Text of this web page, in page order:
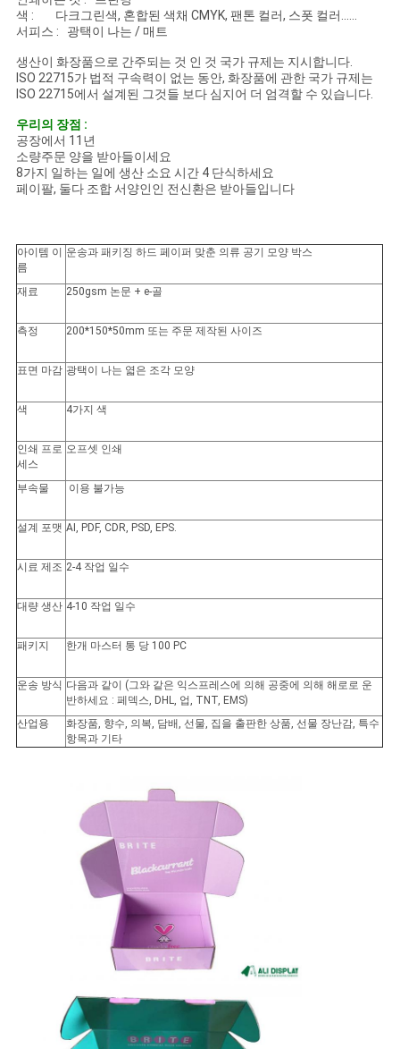
다
사
이
트
맵
PRIVACY
POLICY
색 : 다크그린색, 혼합된 색채 CMYK, 팬톤 컬러, 스폿 컬러......
서피스 : 광택이 나는 / 매트
생산이 화장품으로 간주되는 것 인 것 국가 규제는 지시합니다.
ISO 22715가 법적 구속력이 없는 동안, 화장품에 관한 국가 규제는
ISO 22715에서 설계된 그것들 보다 심지어 더 엄격할 수 있습니다.
우리의 장점 :
공장에서 11년
소량주문 양을 받아들이세요
8가지 일하는 일에 생산 소요 시간 4 단식하세요
페이팔, 둘다 조합 서양인인 전신환은 받아들입니다
아이템 이
름
운송과 패키징 하드 페이퍼 맞춘 의류 공기 모양 박스
재료 250gsm 논문 + e-골
측정 200*150*50mm 또는 주문 제작된 사이즈
표면 마감 광택이 나는 엷은 조각 모양
색 4가지 색
인쇄 프로
세스
오프셋 인쇄
부속물 이용 불가능
설계 포맷 AI, PDF, CDR, PSD, EPS.
시료 제조 2-4 작업 일수
대량 생산 4-10 작업 일수
패키지 한개 마스터 통 당 100 PC
운송 방식 다음과 같이 (그와 같은 익스프레스에 의해 공중에 의해 해로로 운
반하세요 : 페덱스, DHL, 업, TNT, EMS)
산업용
화장품, 향수, 의복, 담배, 선물, 집을 출판한 상품, 선물 장난감, 특수
항목과 기타